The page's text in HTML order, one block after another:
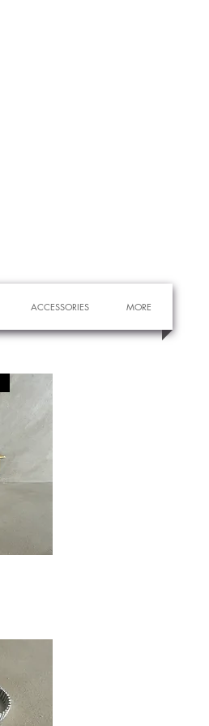
ACCESSORIES MORE